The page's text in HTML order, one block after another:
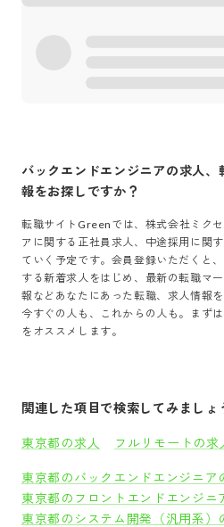
バックエンドエンジニアの求人、
報をお探しですか？
転職サイトGreenでは、 株式会社ミク
ア に関する正社員求人、中途採用に関
ていく予定です。会員登録いただくと、
する新着求人をはじめ、最新の転職マ
報などあなたにあった転職、求人情報
今すぐの人も、これからの人も。まず
をオススメします。
関連した項目で検索してみましょ
東京都の求人 フルリモートの求
東京都のバックエンドエンジニア
東京都のフロントエンドエンジニ
東京都のシステム開発（汎用系）